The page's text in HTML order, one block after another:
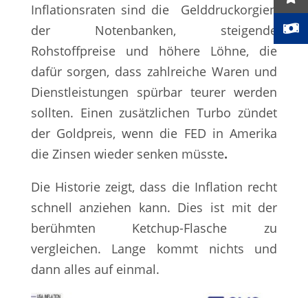
Inflationsraten sind die Gelddruckorgien
der Notenbanken, steigende
Rohstoffpreise und höhere Löhne, die
dafür sorgen, dass zahlreiche Waren und
Dienstleistungen spürbar teurer werden
sollten. Einen zusätzlichen Turbo zündet
der Goldpreis, wenn die FED in Amerika
die Zinsen wieder senken müsste.
Die Historie zeigt, dass die Inflation recht
schnell anziehen kann. Dies ist mit der
berühmten Ketchup-Flasche zu
vergleichen. Lange kommt nichts und
dann alles auf einmal.